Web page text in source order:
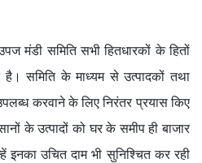
मंडी समिति सभी हितधारकों के हितों
समिति के माध्यम से उत्पादकों तथा
करवाने के लिए निरंतर प्रयास किए
के उत्पादों को घर के समीप ही बाजार
उचित दाम भी सुनिश्चित कर रही